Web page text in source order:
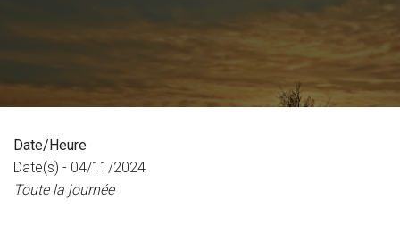
Date/Heure
Date(s) - 04/11/2024
Toute la journée